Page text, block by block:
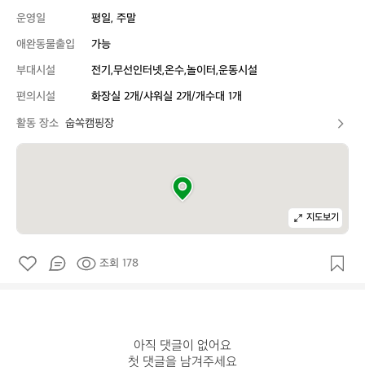
운영일
평일, 주말
애완동물출입
가능
부대시설
전기,무선인터넷,온수,놀이터,운동시설
편의시설
화장실 2개/샤워실 2개/개수대 1개
활동 장소 숩쏙캠핑장
지도보기
조회 178
아직 댓글이 없어요
첫 댓글을 남겨주세요